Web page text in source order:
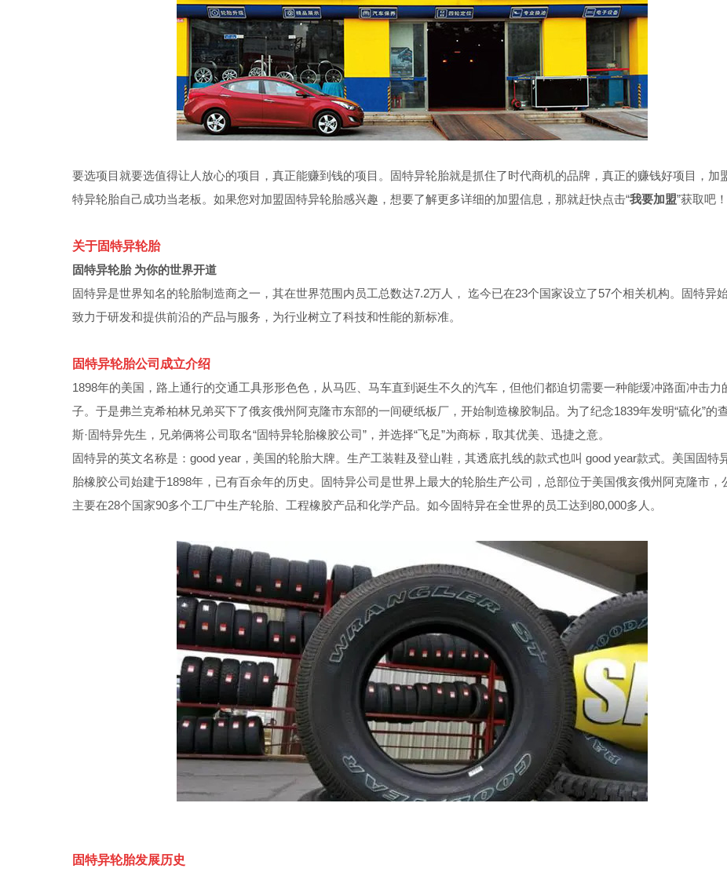
要选项目就要选值得让人放心的项目，真正能赚到钱的项目。固特异轮胎就是抓住了时代商机的品牌，真正的赚钱好项目，加
特异轮胎自己成功当老板。如果您对加盟固特异轮胎感兴趣，想要了解更多详细的加盟信息，那就赶快点击“我要加盟”获取吧！
关于固特异轮胎
固特异轮胎 为你的世界开道
固特异是世界知名的轮胎制造商之一，其在世界范围内员工总数达7.2万人， 迄今已在23个国家设立了57个相关机构。固特异
致力于研发和提供前沿的产品与服务，为行业树立了科技和性能的新标准。
固特异轮胎公司成立介绍
1898年的美国，路上通行的交通工具形形色色，从马匹、马车直到诞生不久的汽车，但他们都迫切需要一种能缓冲路面冲击力
子。于是弗兰克希柏林兄弟买下了俄亥俄州阿克隆市东部的一间硬纸板厂，开始制造橡胶制品。为了纪念1839年发明“硫化”的
斯·固特异先生，兄弟俩将公司取名“固特异轮胎橡胶公司”，并选择“飞足”为商标，取其优美、迅捷之意。
固特异的英文名称是：good year，美国的轮胎大牌。生产工装鞋及登山鞋，其透底扎线的款式也叫 good year款式。美国固特
胎橡胶公司始建于1898年，已有百余年的历史。固特异公司是世界上最大的轮胎生产公司，总部位于美国俄亥俄州阿克隆市，
主要在28个国家90多个工厂中生产轮胎、工程橡胶产品和化学产品。如今固特异在全世界的员工达到80,000多人。
固特异轮胎发展历史